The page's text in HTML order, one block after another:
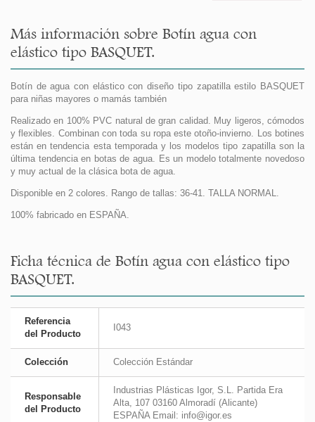
Más información sobre Botín agua con
elástico tipo BASQUET.
Botín de agua con elástico con diseño tipo zapatilla estilo BASQUET
para niñas mayores o mamás también
Realizado en 100% PVC natural de gran calidad. Muy ligeros, cómodos
y flexibles. Combinan con toda su ropa este otoño-invierno. Los botines
están en tendencia esta temporada y los modelos tipo zapatilla son la
última tendencia en botas de agua. Es un modelo totalmente novedoso
y muy actual de la clásica bota de agua.
Disponible en 2 colores. Rango de tallas: 36-41. TALLA NORMAL.
100% fabricado en ESPAÑA.
Ficha técnica de Botín agua con elástico tipo
BASQUET.
Referencia
del Producto
I043
Colección Colección Estándar
Responsable
del Producto
Industrias Plásticas Igor, S.L. Partida Era
Alta, 107 03160 Almoradí (Alicante)
ESPAÑA Email: info@igor.es